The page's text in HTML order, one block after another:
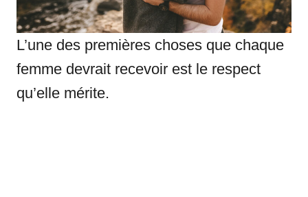
L’une des premières choses que chaque
femme devrait recevoir est le respect
qu’elle mérite.